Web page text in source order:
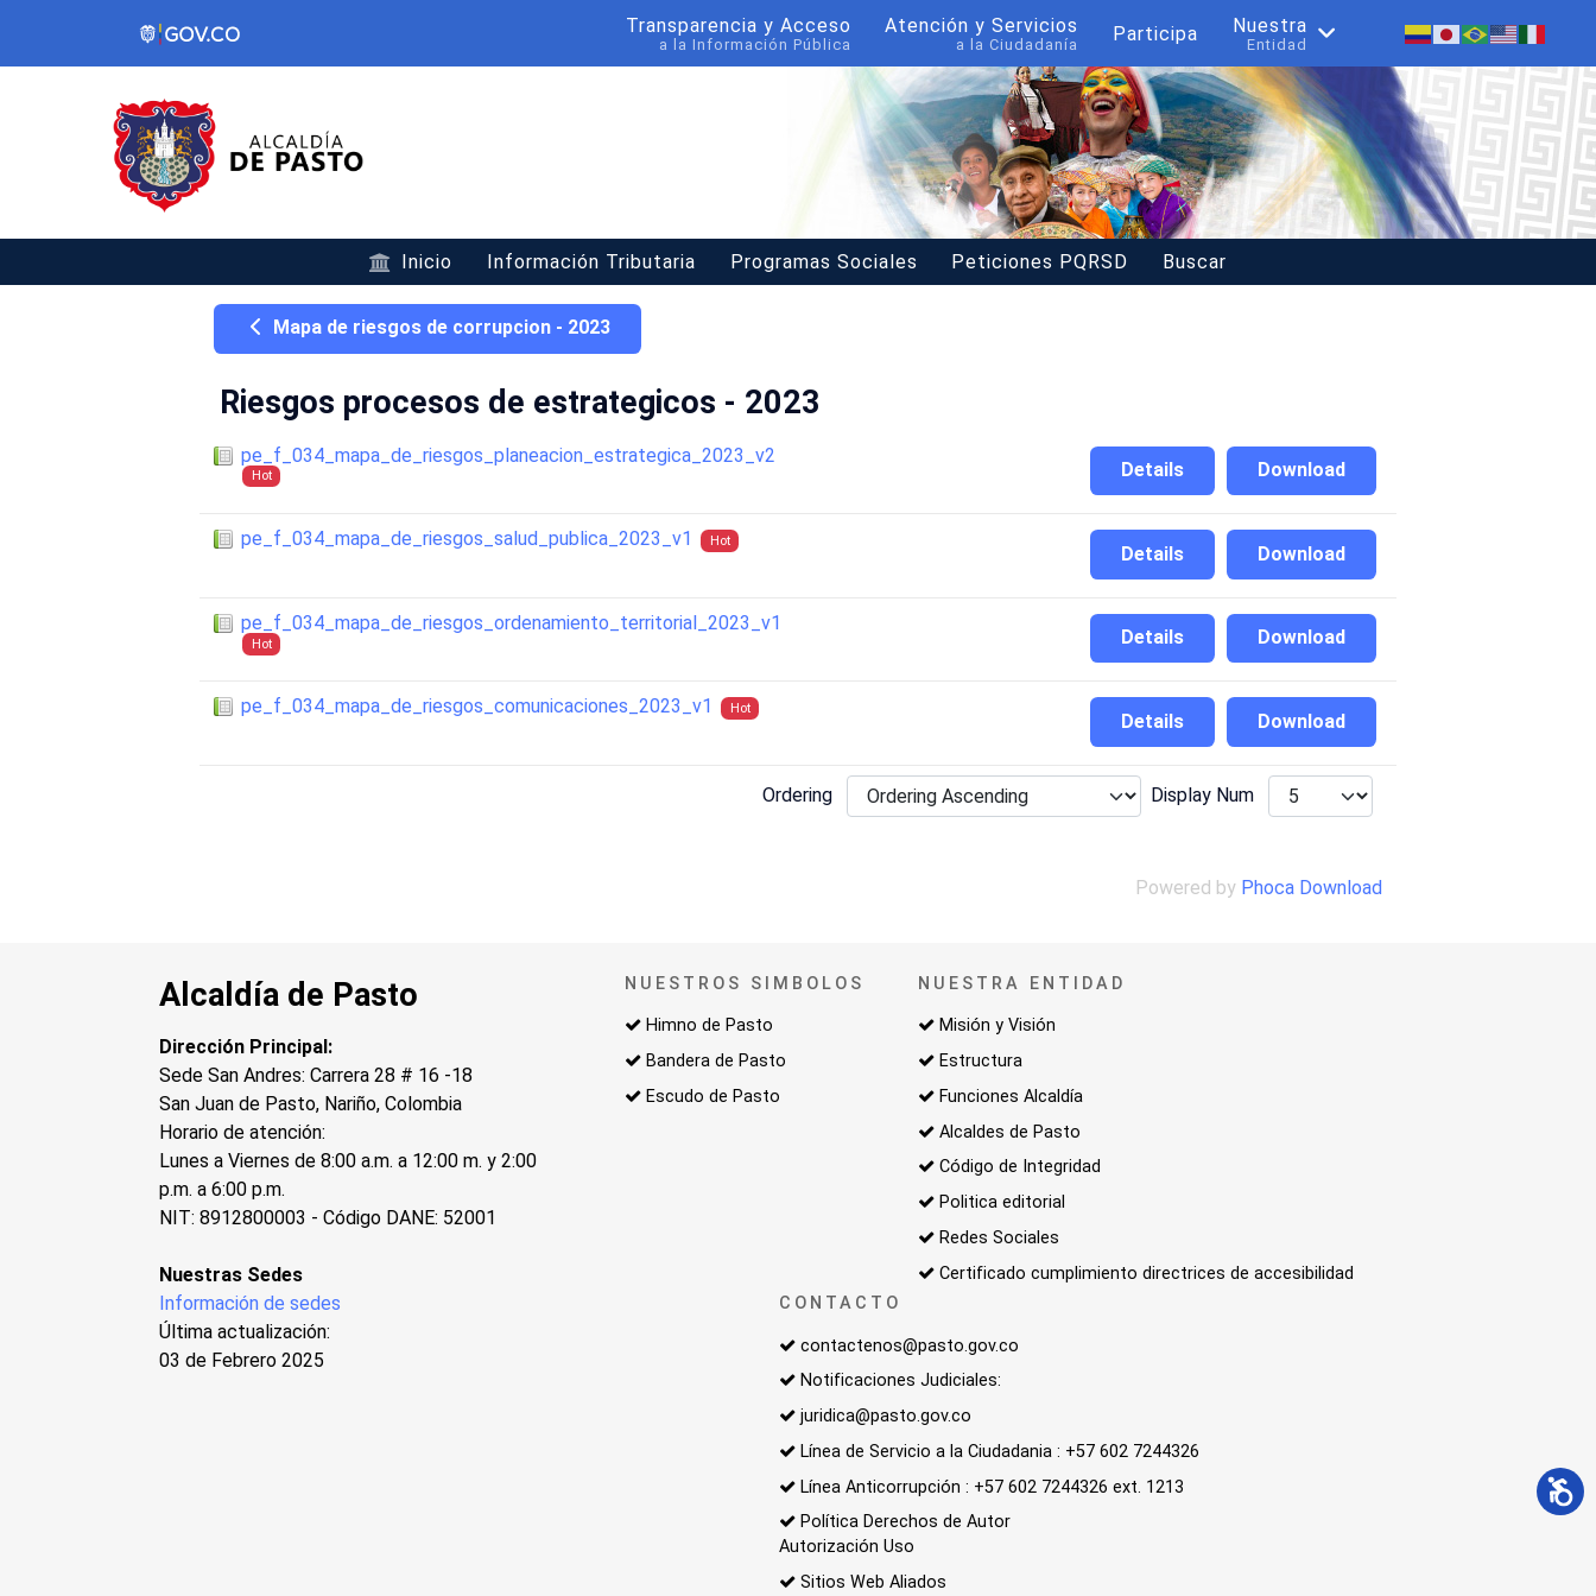
Transparencia y Acceso
a la Información Pública
Atención y Servicios
a la Ciudadanía Participa Nuestra
Entidad
Inicio Información Tributaria Programas Sociales Peticiones PQRSD Buscar
Mapa de riesgos de corrupcion - 2023
Riesgos procesos de estrategicos - 2023
pe_f_034_mapa_de_riesgos_planeacion_estrategica_2023_v2
Hot Download
Details
pe_f_034_mapa_de_riesgos_salud_publica_2023_v1 Hot
Download
Details
pe_f_034_mapa_de_riesgos_ordenamiento_territorial_2023_v1
Hot Download
Details
pe_f_034_mapa_de_riesgos_comunicaciones_2023_v1 Hot
Download
Details
Ordering Display Num
Powered by Phoca Download
Alcaldía de Pasto
Dirección Principal:
Sede San Andres: Carrera 28 # 16 -18
San Juan de Pasto, Nariño, Colombia
Horario de atención:
Lunes a Viernes de 8:00 a.m. a 12:00 m. y 2:00
p.m. a 6:00 p.m.
NIT: 8912800003 - Código DANE: 52001
Nuestras Sedes
Información de sedes
Última actualización:
03 de Febrero 2025
NUESTROS SIMBOLOS
Himno de Pasto
Bandera de Pasto
Escudo de Pasto
NUESTRA ENTIDAD
Misión y Visión
Estructura
Funciones Alcaldía
Alcaldes de Pasto
Código de Integridad
Politica editorial
Redes Sociales
Certificado cumplimiento directrices de accesibilidad
CONTACTO
contactenos@pasto.gov.co
Notificaciones Judiciales:
juridica@pasto.gov.co
Línea de Servicio a la Ciudadania : +57 602 7244326
Línea Anticorrupción : +57 602 7244326 ext. 1213
Política Derechos de Autor
Autorización Uso
Sitios Web Aliados